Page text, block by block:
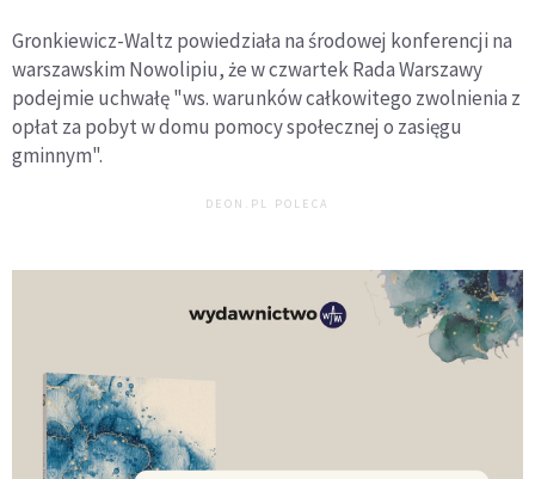
Gronkiewicz-Waltz powiedziała na środowej konferencji na
warszawskim Nowolipiu, że w czwartek Rada Warszawy
podejmie uchwałę "ws. warunków całkowitego zwolnienia z
opłat za pobyt w domu pomocy społecznej o zasięgu
gminnym".
DEON.PL POLECA